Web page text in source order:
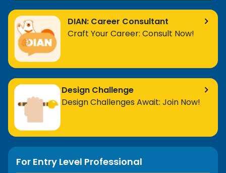
DIAN: Career Consultant
Craft Your Career: Consult Now!
Design Challenge
Design Challenges Await: Join Now!
For Entry Level Professional